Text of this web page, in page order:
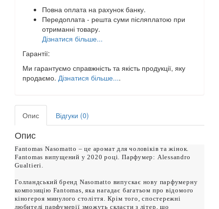
Повна оплата на рахунок банку.
Передоплата - решта суми післяплатою при
отриманні товару.
Дізнатися більше...
Гарантії:
Ми гарантуємо справжність та якість продукції, яку
продаємо. Дізнатися більше....
Опис Відгуки (0)
Опис
Fantomas Nasomatto – це аромат для чоловіків та жінок.
Fantomas випущений у 2020 році. Парфумер: Alessandro
Gualtieri.
Голландський бренд Nasomatto випускає нову парфумерну
композицію Fantomas, яка нагадає багатьом про відомого
кіногероя минулого століття. Крім того, спостережні
любителі парфумерії зможуть скласти з літер, що